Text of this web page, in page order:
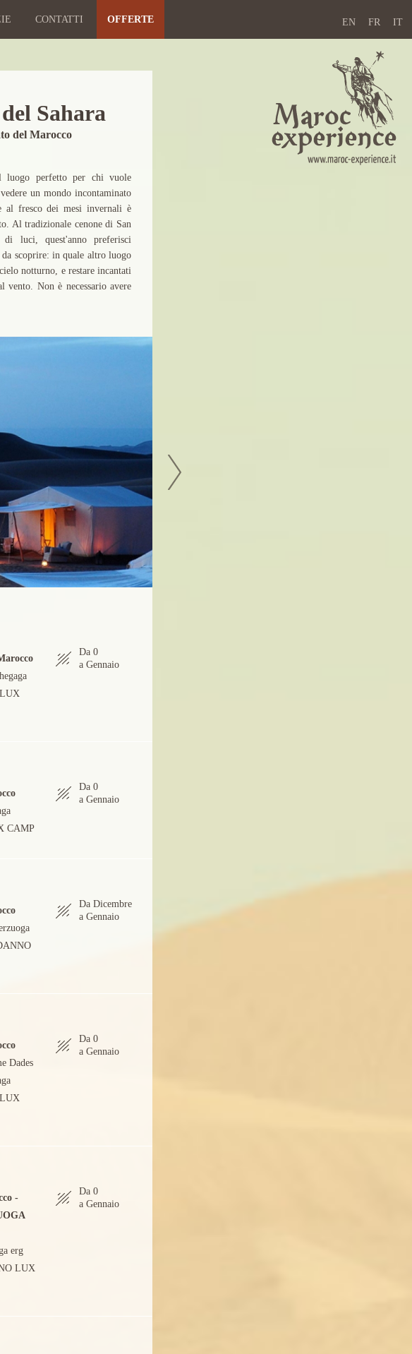
CONTATTI OFFERTE EN FR IT
Sahara
del Marocco
luogo perfetto per chi vuole
un mondo incontaminato
al fresco dei mesi invernali è
Al tradizionale cenone di San
luci, quest'anno preferisci
da scoprire: in quale altro luogo
notturno, e restare incantati
vento. Non è necessario avere
Da 0
a Gennaio
CAMP
Da 0
a Gennaio
Da Dicembre
a Gennaio
Dades
Da 0
a Gennaio
-
erg
LUX
Da 0
a Gennaio